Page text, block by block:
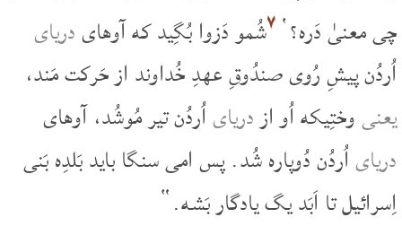
چی معنیٰ دَره؟‘۷شُمو دَزوا بُگِید که آوهایدریای
اُردُن پیشِ رُوی صندُوقِ عهدِ خُداوند از حَرکت مَند،
یعنیوختِیکه اُو ازدریایاُردُن تیر مُوشُد، آوهای
دریایاُردُن دُوپاره شُد. پس امی سنگا باید بَلدِه بَنی
اِسرائیل تا اَبَد یگ یادگار بَشه.“